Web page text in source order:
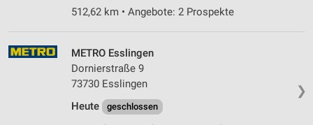
512,62 km • Angebote: 2 Prospekte
❯
METRO Esslingen
Dornierstraße 9
73730 Esslingen
Heute
geschlossen